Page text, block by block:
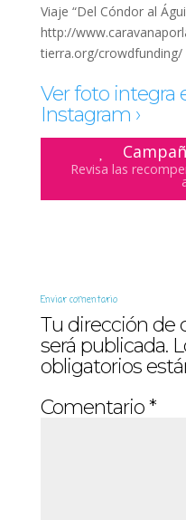
Viaje “Del Cóndor al
http://
tierra.org/crowdfunding/
Ver foto integra
Instagram ›
Revisa las
Enviar comentario
Tu dirección de
será publicada.
obligatorios
Comentario*